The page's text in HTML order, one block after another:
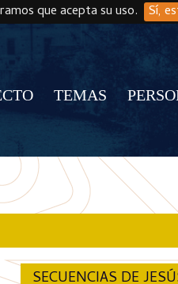
que acepta su uso. Sí,
TEMAS
SECUENCIAS DE